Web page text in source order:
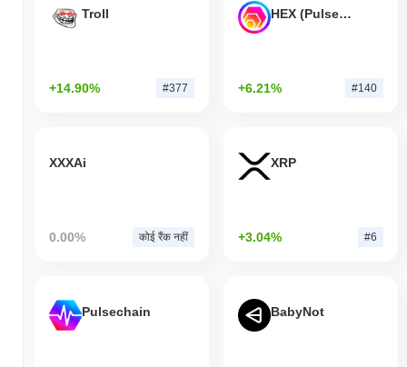
Troll
+14.90% #377
HEX (Pulsechain)
+6.21% #140
XXXAi
0.00% कोई रैंक नहीं
XRP
+3.04% #6
Pulsechain BabyNot